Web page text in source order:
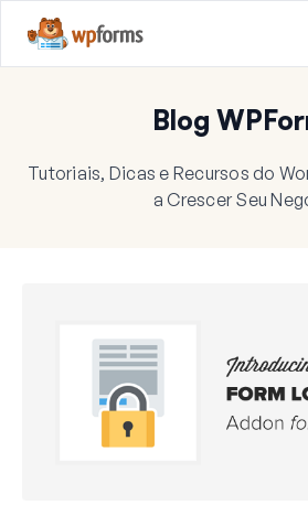
Blog
Tutoriais, Dicas e Recursos do
a Crescer Seu